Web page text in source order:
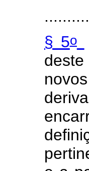
§ 5o